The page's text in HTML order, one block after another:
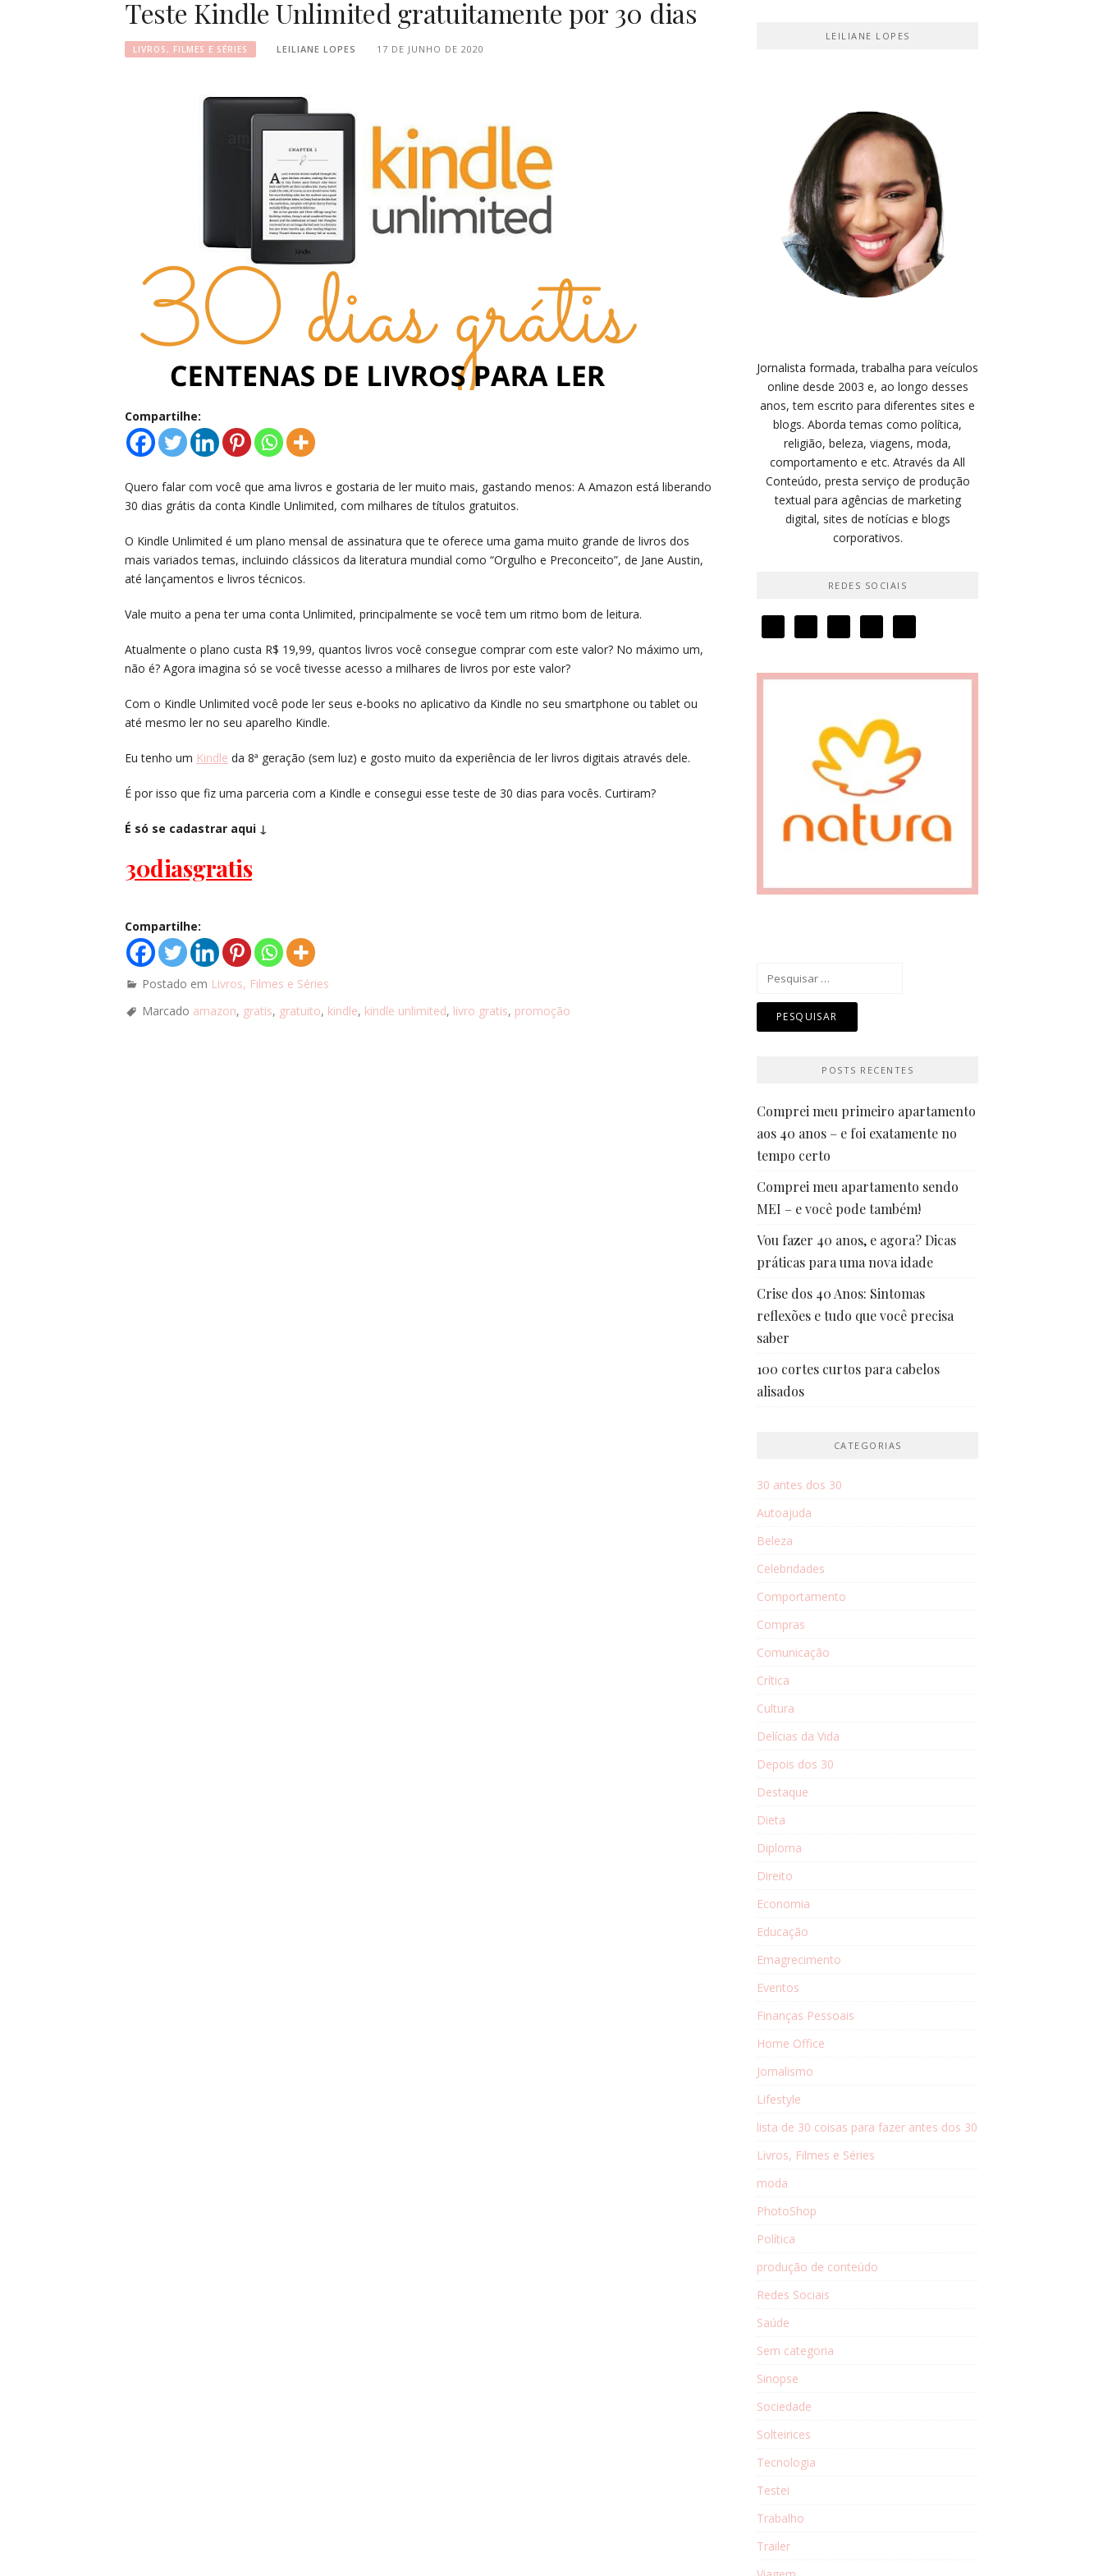
Teste Kindle Unlimited gratuitamente por 30 dias
LIVROS, FILMES E SÉRIES LEILIANE LOPES 17 DE JUNHO DE 2020
Compartilhe:
Quero falar com você que ama livros e gostaria de ler muito mais, gastando menos: A Amazon está liberando
30 dias grátis da conta Kindle Unlimited, com milhares de títulos gratuitos.
O Kindle Unlimited é um plano mensal de assinatura que te oferece uma gama muito grande de livros dos
mais variados temas, incluindo clássicos da literatura mundial como “Orgulho e Preconceito”, de Jane Austin,
até lançamentos e livros técnicos.
Vale muito a pena ter uma conta Unlimited, principalmente se você tem um ritmo bom de leitura.
Atualmente o plano custa R$ 19,99, quantos livros você consegue comprar com este valor? No máximo um,
não é? Agora imagina só se você tivesse acesso a milhares de livros por este valor?
Com o Kindle Unlimited você pode ler seus e-books no aplicativo da Kindle no seu smartphone ou tablet ou
até mesmo ler no seu aparelho Kindle.
Eu tenho um Kindle da 8ª geração (sem luz) e gosto muito da experiência de ler livros digitais através dele.
É por isso que fiz uma parceria com a Kindle e consegui esse teste de 30 dias para vocês. Curtiram?
É só se cadastrar aqui ↓
30diasgratis
Compartilhe:
Postado em Livros, Filmes e Séries
Marcado amazon, gratis, gratuito, kindle, kindle unlimited, livro gratis, promoção
LEILIANE LOPES
Jornalista formada, trabalha para veículos
online desde 2003 e, ao longo desses
anos, tem escrito para diferentes sites e
blogs. Aborda temas como política,
religião, beleza, viagens, moda,
comportamento e etc. Através da All
Conteúdo, presta serviço de produção
textual para agências de marketing
digital, sites de notícias e blogs
corporativos.
REDES SOCIAIS
POSTS RECENTES
Comprei meu primeiro apartamento
aos 40 anos – e foi exatamente no
tempo certo
Comprei meu apartamento sendo
MEI – e você pode também!
Vou fazer 40 anos, e agora? Dicas
práticas para uma nova idade
Crise dos 40 Anos: Sintomas
reflexões e tudo que você precisa
saber
100 cortes curtos para cabelos
alisados
CATEGORIAS
30 antes dos 30
Autoajuda
Beleza
Celebridades
Comportamento
Compras
Comunicação
Crítica
Cultura
Delícias da Vida
Depois dos 30
Destaque
Dieta
Diploma
Direito
Economia
Educação
Emagrecimento
Eventos
Finanças Pessoais
Home Office
Jornalismo
Lifestyle
lista de 30 coisas para fazer antes dos 30
Livros, Filmes e Séries
moda
PhotoShop
Política
produção de conteúdo
Redes Sociais
Saúde
Sem categoria
Sinopse
Sociedade
Solteirices
Tecnologia
Testei
Trabalho
Trailer